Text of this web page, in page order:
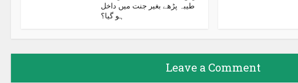
طیبہ پڑھے بغیر جنت میں داخل
ہو گیا؟
Leave a Comment